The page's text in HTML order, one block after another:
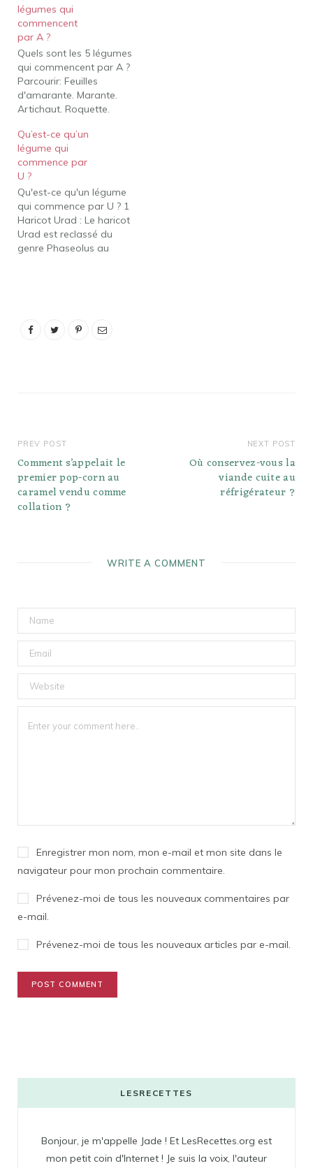
connu sous le nom de
chikoo. Qu'est-ce qu'un
légume qui commence
par un ? Asperges.
L'asperge est un
légume…
légumes qui
commencent
par A ?
Quels sont les 5 légumes
qui commencent par A ?
Parcourir: Feuilles
d'amarante. Marante.
Artichaut. Roquette.
bambou. Haricots verts.
Betteraves. Pouvez-vous
me donner une liste de
légumes? Liste des
légumes artichaut.
l'aubergine (aubergine)
biologiquement un fruit
mais taxée comme un
légume. asperges.
Qu’est-ce qu’un
légume qui
commence par
U ?
Qu'est-ce qu'un légume
qui commence par U ? 1
Haricot Urad : Le haricot
Urad est reclassé du
genre Phaseolus au
Quel légume ou fruit
PREV POST
Comment s’appelait le
premier pop-corn au
caramel vendu comme
collation ?
NEXT POST
Où conservez-vous la
viande cuite au
réfrigérateur ?
WRITE A COMMENT
Enregistrer mon nom, mon e-mail et mon site dans le
navigateur pour mon prochain commentaire.
Prévenez-moi de tous les nouveaux commentaires par
e-mail.
Prévenez-moi de tous les nouveaux articles par e-mail.
LESRECETTES
Bonjour, je m'appelle Jade ! Et LesRecettes.org est
mon petit coin d'Internet ! Je suis la voix, l'auteur